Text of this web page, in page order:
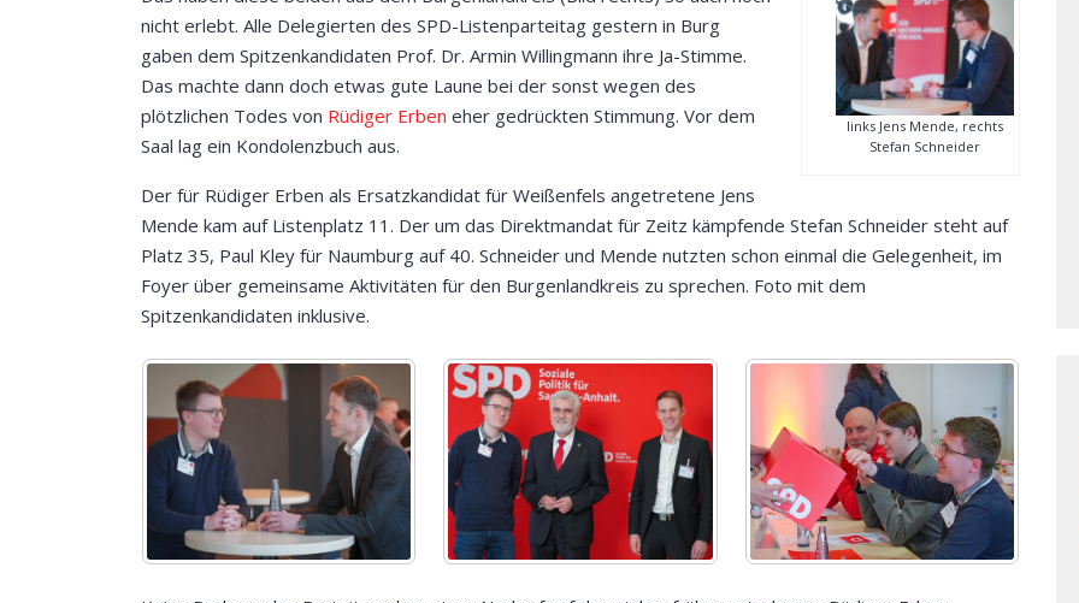
links Jens Mende, rechts
Stefan Schneider
nicht erlebt. Alle Delegierten des SPD-Listenparteitag gestern in Burg
gaben dem Spitzenkandidaten Prof. Dr. Armin Willingmann ihre Ja-Stimme.
Das machte dann doch etwas gute Laune bei der sonst wegen des
plötzlichen Todes von Rüdiger Erben eher gedrückten Stimmung. Vor dem
Saal lag ein Kondolenzbuch aus.
Der für Rüdiger Erben als Ersatzkandidat für Weißenfels angetretene Jens
Mende kam auf Listenplatz 11. Der um das Direktmandat für Zeitz kämpfende Stefan Schneider steht auf
Platz 35, Paul Kley für Naumburg auf 40. Schneider und Mende nutzten schon einmal die Gelegenheit, im
Foyer über gemeinsame Aktivitäten für den Burgenlandkreis zu sprechen. Foto mit dem
Spitzenkandidaten inklusive.